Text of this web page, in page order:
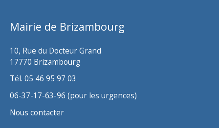
Mairie de Brizambourg
10, Rue du Docteur Grand
17770 Brizambourg
Tél. 05 46 95 97 03
06-37-17-63-96 (pour les urgences)
Nous contacter